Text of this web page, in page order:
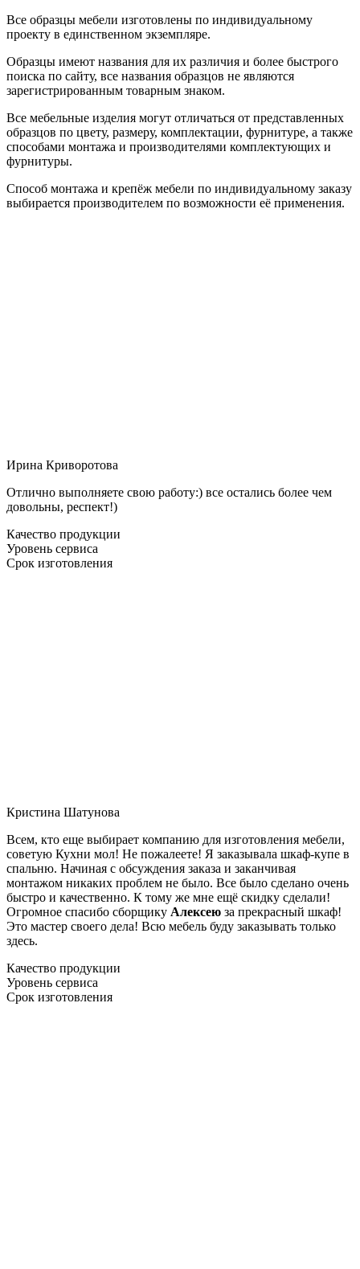
Все образцы мебели изготовлены по индивидуальному
проекту в единственном экземпляре.
Образцы имеют названия для их различия и более быстрого
поиска по сайту, все названия образцов не являются
зарегистрированным товарным знаком.
Все мебельные изделия могут отличаться от представленных
образцов по цвету, размеру, комплектации, фурнитуре, а также
способами монтажа и производителями комплектующих и
фурнитуры.
Способ монтажа и крепёж мебели по индивидуальному заказу
выбирается производителем по возможности её применения.
Ирина Криворотова
Отлично выполняете свою работу:) все остались более чем
довольны, респект!)
Качество продукции
Уровень сервиса
Срок изготовления
Кристина Шатунова
Всем, кто еще выбирает компанию для изготовления мебели,
советую Кухни мол! Не пожалеете! Я заказывала шкаф-купе в
спальню. Начиная с обсуждения заказа и заканчивая
монтажом никаких проблем не было. Все было сделано очень
быстро и качественно. К тому же мне ещё скидку сделали!
Огромное спасибо сборщику Алексею за прекрасный шкаф!
Это мастер своего дела! Всю мебель буду заказывать только
здесь.
Качество продукции
Уровень сервиса
Срок изготовления